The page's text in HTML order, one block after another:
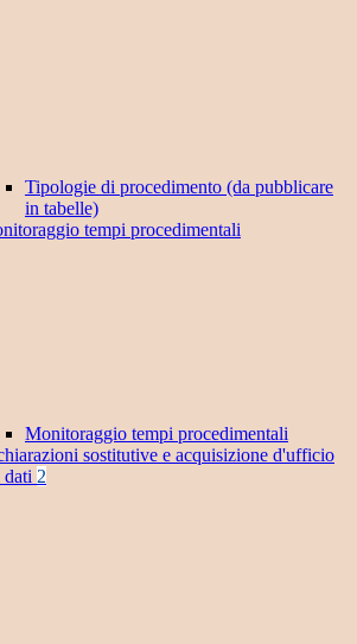
Tipologie di procedimento (da pubblicare
in tabelle)
tempi procedimentali
Monitoraggio tempi procedimentali
sostitutive e acquisizione d'ufficio
dati 2